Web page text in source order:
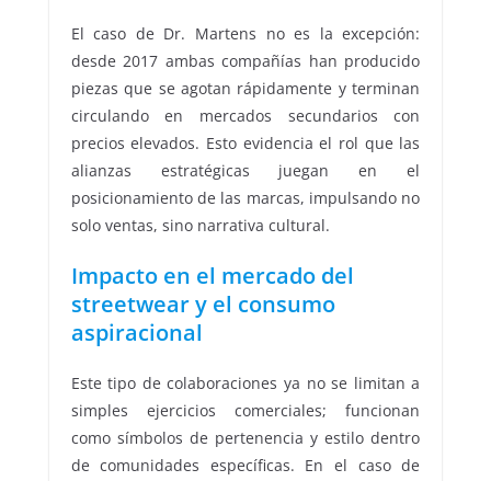
El caso de Dr. Martens no es la excepción:
desde 2017 ambas compañías han producido
piezas que se agotan rápidamente y terminan
circulando en mercados secundarios con
precios elevados. Esto evidencia el rol que las
alianzas estratégicas juegan en el
posicionamiento de las marcas, impulsando no
solo ventas, sino narrativa cultural.
Impacto en el mercado del
streetwear y el consumo
aspiracional
Este tipo de colaboraciones ya no se limitan a
simples ejercicios comerciales; funcionan
como símbolos de pertenencia y estilo dentro
de comunidades específicas. En el caso de